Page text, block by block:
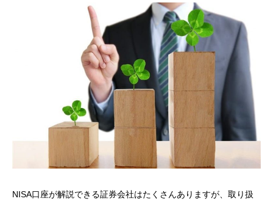
NISA口座が解説できる証券会社はたくさんありますが、取り扱
っている商品の種類や手数料などが異なります。